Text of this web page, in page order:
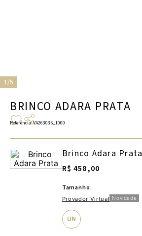
1/5
BRINCO ADARA PRATA
Referência:VA263035_1000
Brinco Adara Prata
R$ 458,00
Tamanho:
Provador Virtual Novidade
UN